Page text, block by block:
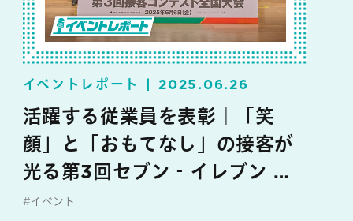
イベントレポート 2025.06.26
活躍する従業員を表彰｜「笑
顔」と「おもてなし」の接客が
光る第3回セブン‐イレブン 接
客コンテスト全国大会
#イベント